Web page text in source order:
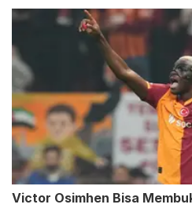
Victor Osimhen Bisa